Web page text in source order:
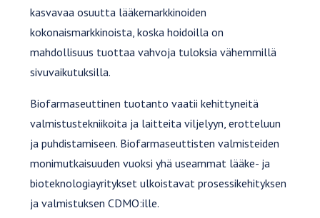
kasvavaa osuutta lääkemarkkinoiden
kokonaismarkkinoista, koska hoidoilla on
mahdollisuus tuottaa vahvoja tuloksia vähemmillä
sivuvaikutuksilla.
Biofarmaseuttinen tuotanto vaatii kehittyneitä
valmistustekniikoita ja laitteita viljelyyn, erotteluun
ja puhdistamiseen. Biofarmaseuttisten valmisteiden
monimutkaisuuden vuoksi yhä useammat lääke- ja
bioteknologiayritykset ulkoistavat prosessikehityksen
ja valmistuksen CDMO:ille.